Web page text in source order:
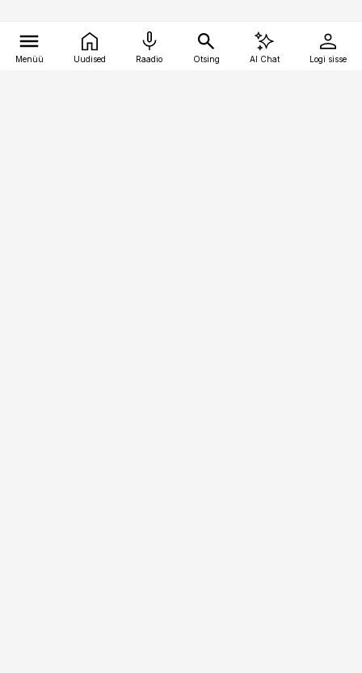
Menüü Uudised Raadio Otsing AI Chat Logi sisse